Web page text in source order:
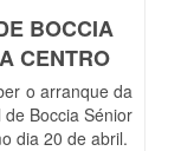
BOCCIA
CENTRO
o arranque da
Boccia Sénior
dia 20 de abril.